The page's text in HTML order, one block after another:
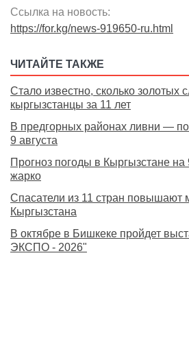
Ссылка на новость:
https://for.kg/news-919650-ru.html
ЧИТАЙТЕ ТАКЖЕ
Стало известно, сколько золотых
кыргызстанцы за 11 лет
В предгорных районах ливни —
9 августа
Прогноз погоды в Кыргызстане на
жарко
Спасатели из 11 стран повышают
Кыргызстана
В октябре в Бишкеке пройдет
ЭКСПО - 2026"